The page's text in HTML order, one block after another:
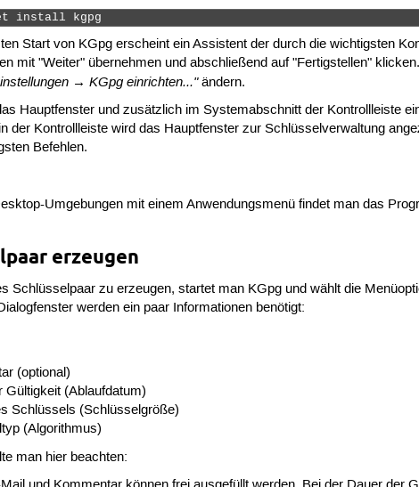
install kgpg
Start von KGpg erscheint ein Assistent der durch die wichtigsten
mit "Weiter" übernehmen und abschließend auf "Fertigstellen"
→ KGpg einrichten..."ändern.
Hauptfenster und zusätzlich im Systemabschnitt der Kontrollleiste
der Kontrollleiste wird das Hauptfenster zur Schlüsselverwaltung
Befehlen.
Umgebungen mit einem Anwendungsmenü findet man das
erzeugen
Schlüsselpaar zu erzeugen, startet man KGpg und wählt die
werden ein paar Informationen benötigt:
(optional)
Gültigkeit (Ablaufdatum)
Schlüssels (Schlüsselgröße)
(Algorithmus)
man hier beachten: